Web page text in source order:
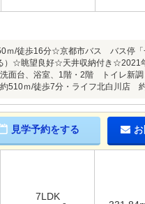
/徒歩16分☆京都市バス バス停「
☆眺望良好☆天井収納付き☆2021
台、浴室、1階・2階 トイレ新調
510ｍ/徒歩7分・ライフ北白川店
見学予約をする
7LDK